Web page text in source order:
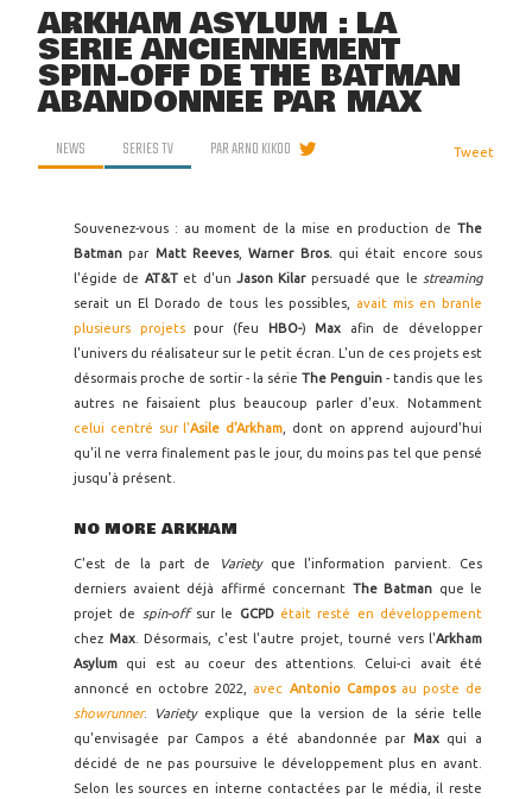
ARKHAM ASYLUM : LA
SÉRIE ANCIENNEMENT
SPIN-OFF DE THE BATMAN
ABANDONNÉE PAR MAX
NEWS SERIES TV PARARNO KIKOO Tweet
Souvenez-vous : au moment de la mise en production de The
Batmanpar Matt Reeves,Warner Bros. qui était encore sous
l'égide de AT&T et d'unJason Kilar persuadé que le streaming
serait un El Dorado de tous les possibles,
avait mis en branle
plusieurs projetspour (feu HBO-)Max afin de développer
l'univers du réalisateur sur le petit écran. L'un de ces projets est
désormais proche de sortir - la série The Penguin - tandis que les
autres ne faisaient plus beaucoup parler d'eux. Notamment
celui centré sur l'Asile d'Arkham , dont on apprend aujourd'hui
qu'il ne verra finalement pas le jour, du moins pas tel que pensé
jusqu'à présent.
NO MORE ARKHAM
C'est de la part de Variety que l'information parvient. Ces
derniers avaient déjà affirmé concernant The Batman que le
projet de
spin-off sur le GCPD était resté en développement
chez Max. Désormais, c'est l'autre projet, tourné vers l'Arkham
Asylum qui est au coeur des attentions. Celui-ci avait été
annoncé en octobre 2022, avec Antonio Campos au poste de
showrunner. Variety explique que la version de la série telle
qu'envisagée par Campos a été abandonnée par Max qui a
décidé de ne pas poursuive le développement plus en avant.
Selon les sources en interne contactées par le média, il reste